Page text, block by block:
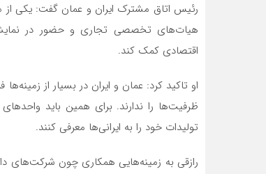
رئیس اتاق مشترک ایران و عمان گفت: یکی از
هیات‌های تخصصی تجاری و حضور در
اقتصادی کمک کند.
او تاکید کرد: عمان و ایران در بسیار از
ظرفیت‌ها را ندارند. برای همین باید
تولیدات خود را به ایرانی‌ها معرفی کنند.
رازقی به زمینه‌هایی همکاری چون شرکت‌های